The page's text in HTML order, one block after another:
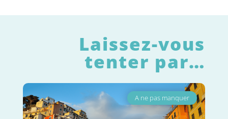
Laissez-vous
tenter par…
A ne pas manquer